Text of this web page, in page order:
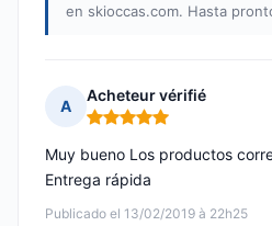
en skioccas.com. Hasta
A
Acheteur vérifié
Nota: 5 de 5
Publicado el 13/02/2019 à 22h25
Muy bueno Los productos
Entrega rápida